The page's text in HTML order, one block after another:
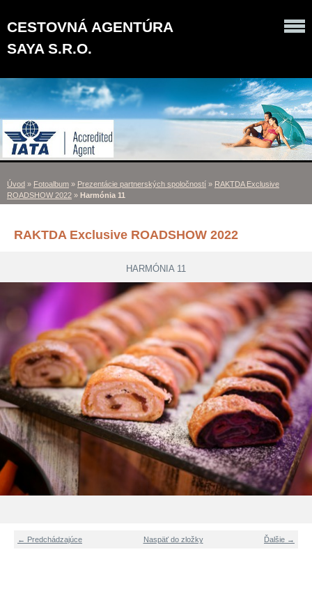
CESTOVNÁ AGENTÚRA
SAYA S.R.O.
Úvod » Fotoalbum » Prezentácie partnerských spoločností » RAKTDA Exclusive
ROADSHOW 2022 » Harmónia 11
RAKTDA Exclusive ROADSHOW 2022
HARMÓNIA 11
← Predchádzajúce Ďalšie →
Naspäť do zložky